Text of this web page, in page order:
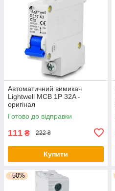
Автоматичний вимикач
Lightwell MCB 1P 32A -
оригінал
Готово до відправки
111 ₴ 222 ₴
Купити
–50%